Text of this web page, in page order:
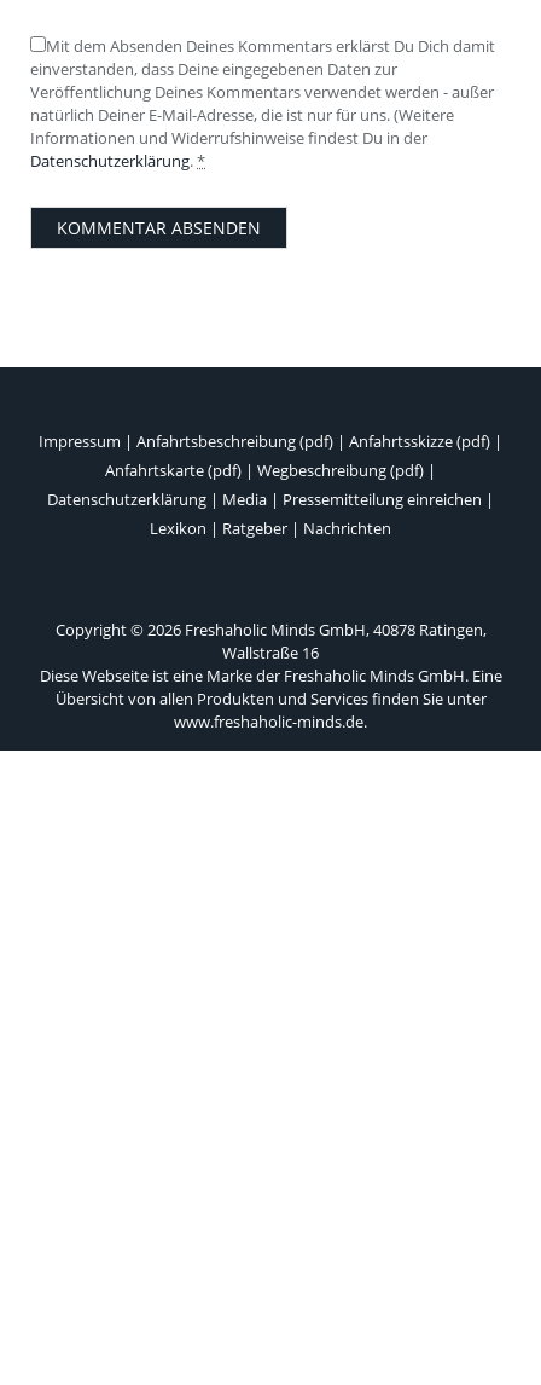
Mit dem Absenden Deines Kommentars erklärst Du Dich damit
einverstanden, dass Deine eingegebenen Daten zur
Veröffentlichung Deines Kommentars verwendet werden - außer
natürlich Deiner E-Mail-Adresse, die ist nur für uns. (Weitere
Informationen und Widerrufshinweise findest Du in der
Datenschutzerklärung.*
Impressum | Anfahrtsbeschreibung (pdf) | Anfahrtsskizze (pdf) |
Anfahrtskarte (pdf) | Wegbeschreibung (pdf) |
Datenschutzerklärung | Media | Pressemitteilung einreichen |
Lexikon | Ratgeber | Nachrichten
Copyright © 2026 Freshaholic Minds GmbH, 40878 Ratingen,
Wallstraße 16
Diese Webseite ist eine Marke der Freshaholic Minds GmbH. Eine
Übersicht von allen Produkten und Services finden Sie unter
www.freshaholic-minds.de.